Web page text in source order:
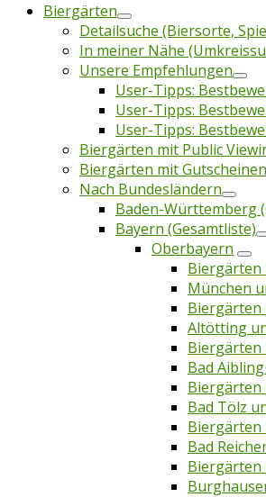
Biergärten
Detailsuche (Biersorte,
In meiner Nähe
Unsere Empfehlungen
User-Tipps:
User-Tipps:
User-Tipps:
Biergärten mit Public
Biergärten mit Gutscheinen
Nach Bundesländern
Baden-Württemberg
Bayern (Gesamtliste)
Oberbayern
Biergärten
München
Altötting
Biergärten
Bad
Biergärten
Bad Tölz
Biergärten
Bad
Biergärten